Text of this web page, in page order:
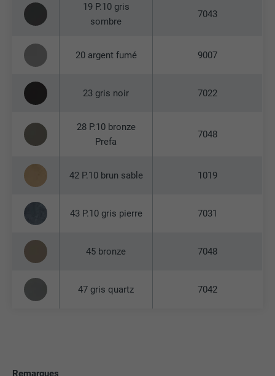
19 P.10 gris
sombre
7043
20 argent fumé 9007
23 gris noir 7022
28 P.10 bronze
Prefa
7048
42 P.10 brun sable 1019
43 P.10 gris pierre 7031
45 bronze 7048
47 gris quartz 7042
Remarques